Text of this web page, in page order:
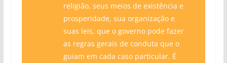
religião, seus meios de existência e
prosperidade, sua organização e
suas leis, que o governo pode fazer
as regras gerais de conduta que o
guiam em cada caso particular. É